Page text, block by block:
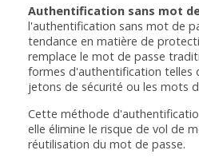
Authentification sans mot
l'authentification sans mot de
tendance en matière de
remplace le mot de passe
formes d'authentification telles
jetons de sécurité ou les mots
Cette méthode
elle élimine le risque de vol de
réutilisation du mot de passe.